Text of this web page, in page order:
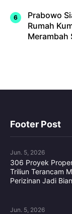
Prabowo
Rumah
Merambah
Footer Post
Jun. 5, 2026
306 Proyek
Triliun Terancam
Perizinan Jadi
Jun. 5, 2026